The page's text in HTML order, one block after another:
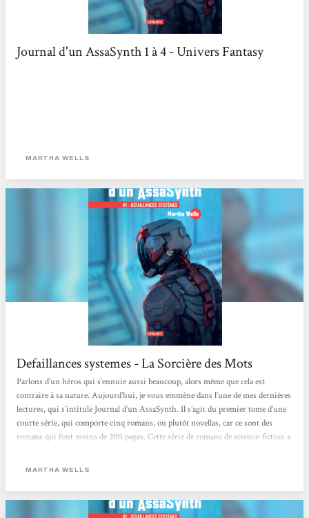
Journal d'un AssaSynth 1 à 4 - Univers Fantasy
MARTHA WELLS
Defaillances systemes - La Sorcière des Mots
Parlons d’un héros qui s’ennuie aussi beaucoup, alors même que cela est
contraire à sa nature. Aujourd’hui, je vous emmène dans l’une de mes dernières
lectures, qui s’intitule Journal d’un AssaSynth. Il s’agit du premier tome d’une
courte série, qui comporte cinq romans, ou plutôt novellas, car ce sont des
romans qui font moins de 200 pages. Cette série de romans de science-fiction a
premier tome est paru en avril 2019. Voici son résumé : « - J’aurais...
MARTHA WELLS